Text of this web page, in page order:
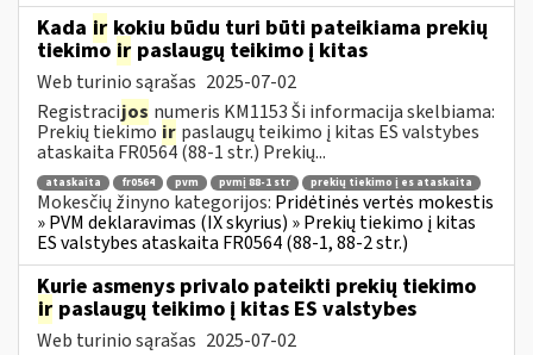
Kada ir kokiu būdu turi būti pateikiama prekių
tiekimo ir paslaugų teikimo į kitas
Web turinio sąrašas 2025-07-02
Registracijos numeris KM1153 Ši informacija skelbiama:
Prekių tiekimo ir paslaugų teikimo į kitas ES valstybes
ataskaita FR0564 (88-1 str.) Prekių...
ataskaita fr0564 pvm pvmį 88-1 str prekių tiekimo į es ataskaita
Mokesčių žinyno kategorijos: Pridėtinės vertės mokestis
» PVM deklaravimas (IX skyrius) » Prekių tiekimo į kitas
ES valstybes ataskaita FR0564 (88-1, 88-2 str.)
Kurie asmenys privalo pateikti prekių tiekimo
ir paslaugų teikimo į kitas ES valstybes
Web turinio sąrašas 2025-07-02